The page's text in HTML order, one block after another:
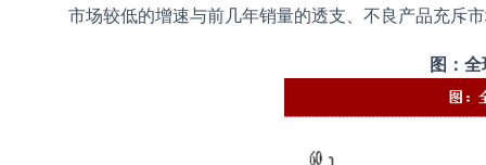
市场较低的增速与前几年销量的透支、不良产品充斥
图：